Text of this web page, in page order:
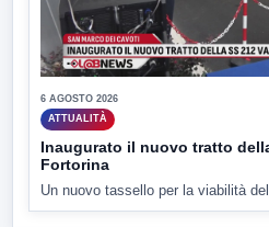
6 AGOSTO 2026
ATTUALITÀ
Inaugurato il nuovo tratto
Fortorina
Un nuovo tassello per la viabilità del